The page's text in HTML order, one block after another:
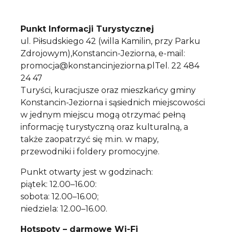
Treść
Punkt Informacji Turystycznej
ul. Piłsudskiego 42 (willa Kamilin, przy Parku
Zdrojowym),Konstancin-Jeziorna, e-mail:
promocja@konstancinjeziorna.plTel. 22 484
24 47
Turyści, kuracjusze oraz mieszkańcy gminy
Konstancin-Jeziorna i sąsiednich miejscowości
w jednym miejscu mogą otrzymać pełną
informację turystyczną oraz kulturalną, a
także zaopatrzyć się m.in. w mapy,
przewodniki i foldery promocyjne.
Punkt otwarty jest w godzinach:
piątek: 12.00–16.00:
sobota: 12.00–16.00;
niedziela: 12.00–16.00.
Hotspoty – darmowe Wi-Fi